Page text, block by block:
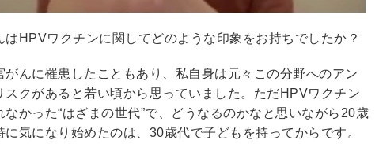
はHPVワクチンに関してどのような印象をお持ちでしたか？
がんに罹患したこともあり、私自身は元々この分野へのアン
スクがあると若い頃から思っていました。ただHPVワクチン
なかった“はざまの世代”で、どうなるのかなと思いながら20歳
気になり始めたのは、30歳代で子どもを持ってからです。